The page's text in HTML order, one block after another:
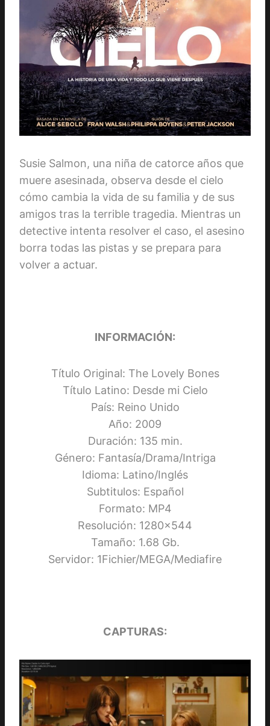
Susie Salmon, una niña de catorce años que
muere asesinada, observa desde el cielo
cómo cambia la vida de su familia y de sus
amigos tras la terrible tragedia. Mientras un
detective intenta resolver el caso, el asesino
borra todas las pistas y se prepara para
volver a actuar.
INFORMACIÓN:
Título Original: The Lovely Bones
Título Latino: Desde mi Cielo
País: Reino Unido
Año: 2009
Duración: 135 min.
Género: Fantasía/Drama/Intriga
Idioma: Latino/Inglés
Subtitulos: Español
Formato: MP4
Resolución: 1280×544
Tamaño: 1.68 Gb.
Servidor: 1Fichier/MEGA/Mediafire
CAPTURAS: